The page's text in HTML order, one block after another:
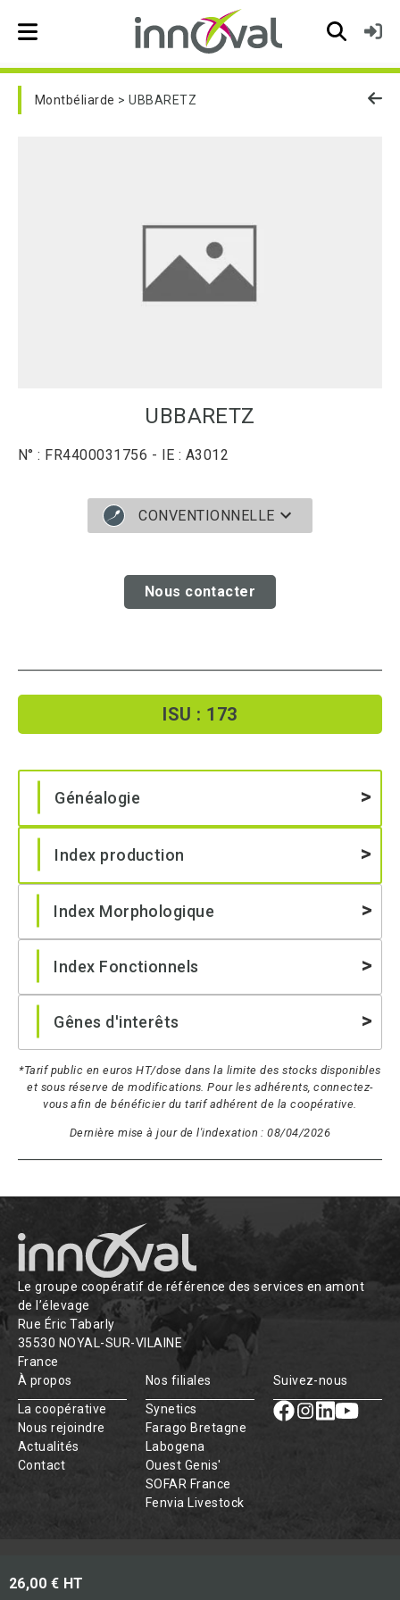
Skip to main navigation
Montbéliarde UBBARETZ
UBBARETZ
N° : FR4400031756 - IE : A3012
26,00 € HT
CONVENTIONNELLE
Nous contacter
ISU : 173
Généalogie
Index Morphologique
Index production
Index Fonctionnels
Gênes d'interêts
*Tarif public en euros HT/dose dans la limite des stocks disponibles
et sous réserve de modifications. Pour les adhérents, connectez-
vous afin de bénéficier du tarif adhérent de la coopérative.
Dernière mise à jour de l'indexation : 08/04/2026
Le groupe coopératif de référence des services en amont
de l’élevage
Rue Éric Tabarly
35530 NOYAL-SUR-VILAINE
France
À propos
La coopérative
Nous rejoindre
Actualités
Contact
Nos filiales
Synetics
Farago Bretagne
Labogena
Ouest Genis'
SOFAR France
Fenvia Livestock
Suivez-nous
Données personnelles